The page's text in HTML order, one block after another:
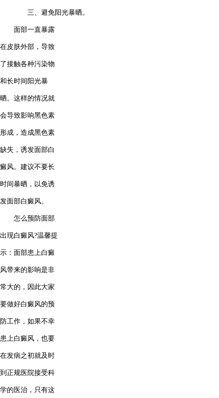
三、避免阳光暴晒。
面部一直暴露
在皮肤外部，导致
了接触各种污染物
和长时间阳光暴
晒。这样的情况就
会导致影响黑色素
形成，造成黑色素
缺失，诱发面部白
癜风。建议不要长
时间暴晒，以免诱
发面部白癜风。
怎么预防面部
出现白癜风?温馨提
示：面部患上白癜
风带来的影响是非
常大的，因此大家
要做好白癜风的预
防工作，如果不幸
患上白癜风，也要
在发病之初就及时
到正规医院接受科
学的医治，只有这